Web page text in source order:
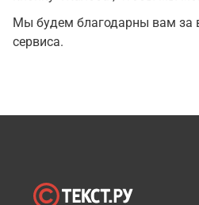
Мы будем благодарны вам за
сервиса.